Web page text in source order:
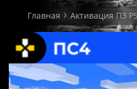
Главная Активация П3